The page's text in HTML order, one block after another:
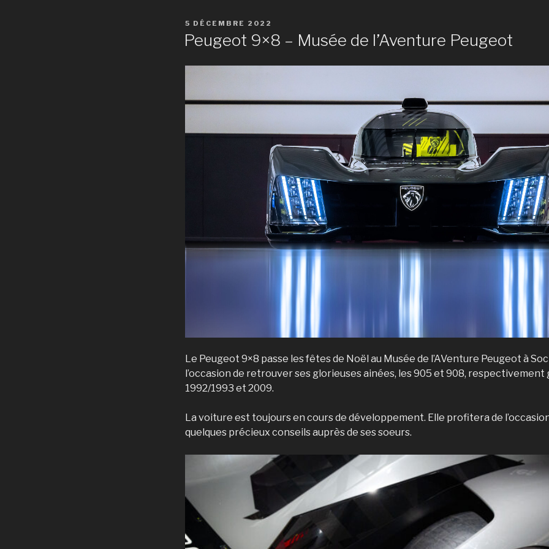
PUBLIÉ
5 DÉCEMBRE 2022
Peugeot 9×8 – Musée de l’Aventure Peugeot
Le Peugeot 9×8 passe les fêtes de Noël au Musée de l’AVenture Peugeot à
l’occasion de retrouver ses glorieuses ainées, les 905 et 908, respectivement
1992/1993 et 2009.
La voiture est toujours en cours de développement. Elle profitera de
quelques précieux conseils auprès de ses soeurs.